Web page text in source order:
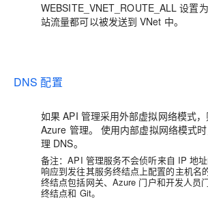
WEBSITE_VNET_ROUTE_ALL 设置
站流量都可以被发送到 VNet 中。
DNS 配置
如果 API 管理采用外部虚拟网络模式
Azure 管理。使用内部虚拟网络模式
理 DNS。
备注：API 管理服务不会侦听来自 IP 地址
响应到发往其服务终结点上配置的主机名
终结点包括网关、Azure 门户和开发人员
终结点和 Git。